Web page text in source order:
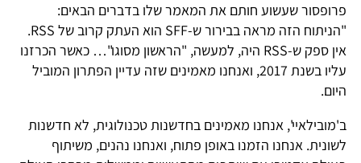
שעשוע חותם את המאמר שלו בדברים הבאים:
"הניתוח הזה מראה בבירור ש-SFF הוא העתק קרוב של RSS.
אין ספק ש-RSS היה, למעשה, "הראשון מסוגו"… כאשר הכרזנו
עליו בשנת 2017, ואנחנו מאמינים שזה עדיין הפתרון המוביל
אנחנו מאמינים בחדשנות טכנולוגית, לא חדשנות
אנחנו הזמנו באופן פתוח, ואנחנו נהנים, משיתוף